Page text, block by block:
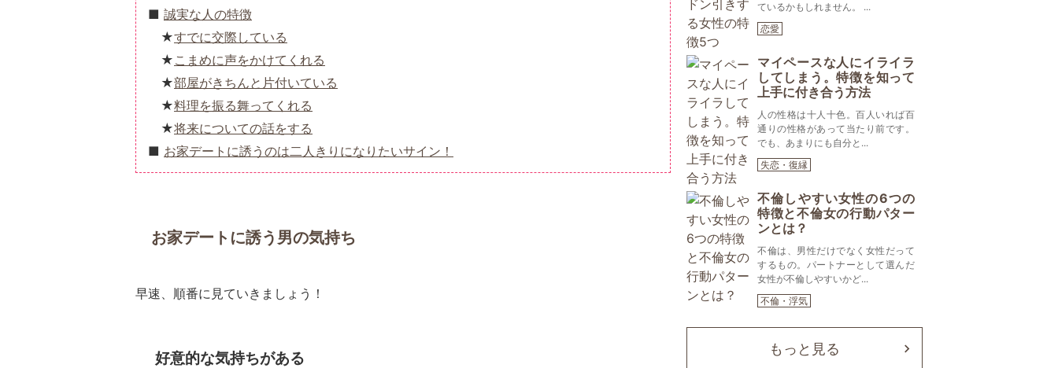
誠実な人の特徴
すでに交際している
こまめに声をかけてくれる
部屋がきちんと片付いている
料理を振る舞ってくれる
将来についての話をする
お家デートに誘うのは二人きりになりたいサイン！
お家デートに誘う男の気持ち
早速、順番に見ていきましょう！
好意的な気持ちがある
ているかもしれません。 ...
恋愛
マイペースな人にイライラ
してしまう。特徴を知って
上手に付き合う方法
人の性格は十人十色。百人いれば百
通りの性格があって当たり前です。
でも、あまりにも自分と...
失恋・復縁
不倫しやすい女性の6つの
特徴と不倫女の行動パター
ンとは？
不倫は、男性だけでなく女性だって
するもの。パートナーとして選んだ
女性が不倫しやすいかど...
不倫・浮気
もっと見る